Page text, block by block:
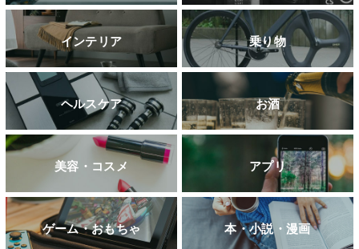
インテリア 乗り物
ヘルスケア お酒
美容・コスメ アプリ
ゲーム・おもちゃ 本・小説・漫画